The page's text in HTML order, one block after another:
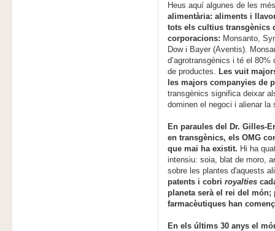
Heus aquí algunes de les
alimentària: aliments i
tots els cultius transgènics
corporacions: Monsanto,
Dow i Bayer (Aventis).
d’agrotransgènics i té el
de productes. Les vuit
les majors companyies de
transgènics significa deixar
dominen el negoci i alienar
En paraules del Dr. Gilles-
en transgènics, els OMG
que mai ha existit. Hi ha
intensiu: soia, blat de moro,
sobre les plantes d'aquests
patents i cobri royalties
planeta serà el rei del món;
farmacèutiques han
En els últims 30 anys el